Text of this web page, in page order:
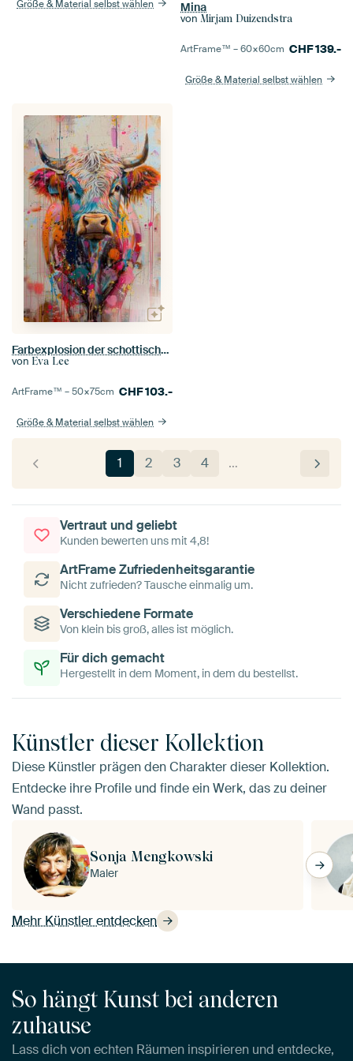
Größe & Material selbst wählen Mina
von Mirjam Duizendstra
ArtFrame™ –60×60cm CHF139.-
Größe & Material selbst wählen
Farbexplosion der schottischen Highlander-Kuh
von Eva Lee
ArtFrame™ –50×75cm CHF103.-
Größe & Material selbst wählen
1 2 3 4 …
Vertraut und geliebt
Kunden bewerten uns mit 4,8!
ArtFrame Zufriedenheitsgarantie
Nicht zufrieden? Tausche einmalig um.
Verschiedene Formate
Von klein bis groß, alles ist möglich.
Für dich gemacht
Hergestellt in dem Moment, in dem du bestellst.
Künstler dieser Kollektion
Diese Künstler prägen den Charakter dieser Kollektion.
Entdecke ihre Profile und finde ein Werk, das zu deiner
Wand passt.
Mehr Künstler entdecken
Sonja Mengkowski
Maler
So hängt Kunst bei anderen
zuhause
Lass dich von echten Räumen inspirieren und entdecke,